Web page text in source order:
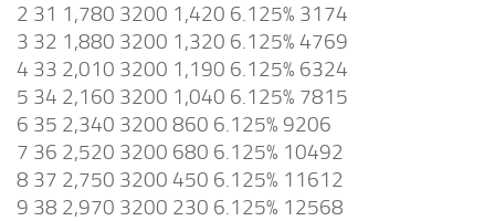
2 31 1,780 3200 1,420 6.125% 3174
3 32 1,880 3200 1,320 6.125% 4769
4 33 2,010 3200 1,190 6.125% 6324
5 34 2,160 3200 1,040 6.125% 7815
6 35 2,340 3200 860 6.125% 9206
7 36 2,520 3200 680 6.125% 10492
8 37 2,750 3200 450 6.125% 11612
9 38 2,970 3200 230 6.125% 12568